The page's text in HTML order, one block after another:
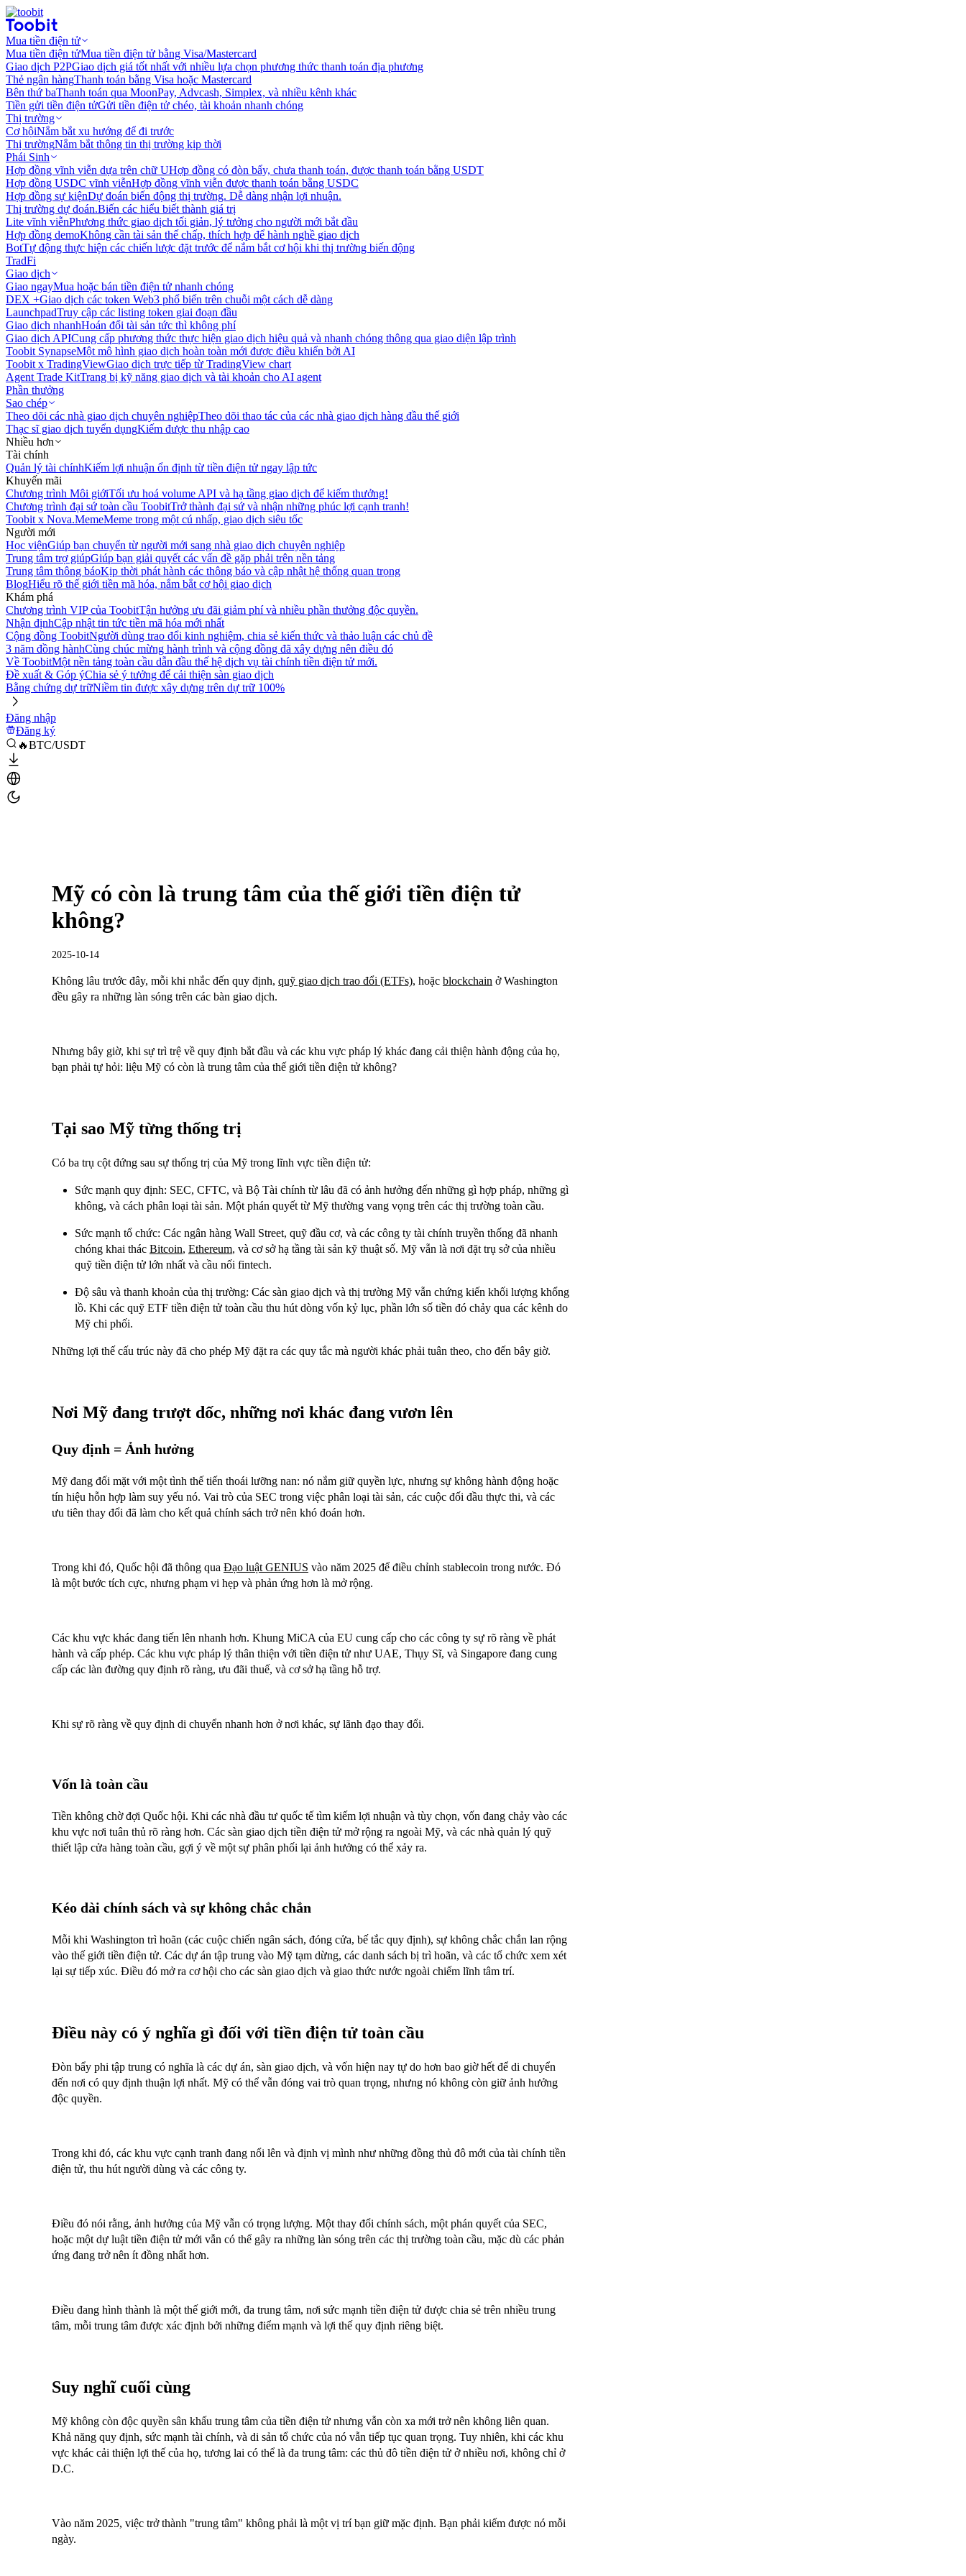
Mua tiền điện tử
Mua tiền điện tửMua tiền điện tử bằng Visa/Mastercard
Giao dịch P2PGiao dịch giá tốt nhất với nhiều lựa chọn phương thức thanh toán địa phương
Thẻ ngân hàngThanh toán bằng Visa hoặc Mastercard
Bên thứ baThanh toán qua MoonPay, Advcash, Simplex, và nhiều kênh khác
Tiền gửi tiền điện tửGửi tiền điện tử chéo, tài khoản nhanh chóng
Thị trường
Cơ hộiNắm bắt xu hướng để đi trước
Thị trườngNắm bắt thông tin thị trường kịp thời
Phái Sinh
Hợp đồng vĩnh viễn dựa trên chữ UHợp đồng có đòn bẩy, chưa thanh toán, được thanh toán bằng USDT
Hợp đồng USDC vĩnh viễnHợp đồng vĩnh viễn được thanh toán bằng USDC
Hợp đồng sự kiệnDự đoán biến động thị trường. Dễ dàng nhận lợi nhuận.
Thị trường dự đoán.Biến các hiểu biết thành giá trị
Lite vĩnh viễnPhương thức giao dịch tối giản, lý tưởng cho người mới bắt đầu
Hợp đồng demoKhông cần tài sản thế chấp, thích hợp để hành nghề giao dịch
BotTự động thực hiện các chiến lược đặt trước để nắm bắt cơ hội khi thị trường biến động
TradFi
Giao dịch
Giao ngayMua hoặc bán tiền điện tử nhanh chóng
DEX +Giao dịch các token Web3 phổ biến trên chuỗi một cách dễ dàng
LaunchpadTruy cập các listing token giai đoạn đầu
Giao dịch nhanhHoán đổi tài sản tức thì không phí
Giao dịch APICung cấp phương thức thực hiện giao dịch hiệu quả và nhanh chóng thông qua giao diện lập trình
Toobit SynapseMột mô hình giao dịch hoàn toàn mới được điều khiển bởi AI
Toobit x TradingViewGiao dịch trực tiếp từ TradingView chart
Agent Trade KitTrang bị kỹ năng giao dịch và tài khoản cho AI agent
Phần thưởng
Sao chép
Theo dõi các nhà giao dịch chuyên nghiệpTheo dõi thao tác của các nhà giao dịch hàng đầu thế giới
Thạc sĩ giao dịch tuyển dụngKiếm được thu nhập cao
Nhiều hơn
Tài chính
Quản lý tài chínhKiếm lợi nhuận ổn định từ tiền điện tử ngay lập tức
Khuyến mãi
Chương trình Môi giớiTối ưu hoá volume API và hạ tầng giao dịch để kiếm thưởng!
Chương trình đại sứ toàn cầu ToobitTrở thành đại sứ và nhận những phúc lợi cạnh tranh!
Toobit x Nova.MemeMeme trong một cú nhấp, giao dịch siêu tốc
Người mới
Học việnGiúp bạn chuyển từ người mới sang nhà giao dịch chuyên nghiệp
Trung tâm trợ giúpGiúp bạn giải quyết các vấn đề gặp phải trên nền tảng
Trung tâm thông báoKịp thời phát hành các thông báo và cập nhật hệ thống quan trọng
BlogHiểu rõ thế giới tiền mã hóa, nắm bắt cơ hội giao dịch
Khám phá
Chương trình VIP của ToobitTận hưởng ưu đãi giảm phí và nhiều phần thưởng độc quyền.
Nhận địnhCập nhật tin tức tiền mã hóa mới nhất
Cộng đồng ToobitNgười dùng trao đổi kinh nghiệm, chia sẻ kiến thức và thảo luận các chủ đề
3 năm đồng hànhCùng chúc mừng hành trình và cộng đồng đã xây dựng nên điều đó
Về ToobitMột nền tảng toàn cầu dẫn đầu thế hệ dịch vụ tài chính tiền điện tử mới.
Đề xuất & Góp ýChia sẻ ý tưởng để cải thiện sàn giao dịch
Bằng chứng dự trữNiềm tin được xây dựng trên dự trữ 100%
Đăng nhập
Đăng ký
🔥BTC/USDT
Mỹ có còn là trung tâm của thế giới tiền điện tử
không?
2025-10-14
Không lâu trước đây, mỗi khi nhắc đến quy định, quỹ giao dịch trao đổi (ETFs), hoặc blockchain ở Washington
đều gây ra những làn sóng trên các bàn giao dịch.
Nhưng bây giờ, khi sự trì trệ về quy định bắt đầu và các khu vực pháp lý khác đang cải thiện hành động của họ,
bạn phải tự hỏi: liệu Mỹ có còn là trung tâm của thế giới tiền điện tử không?
Tại sao Mỹ từng thống trị
Có ba trụ cột đứng sau sự thống trị của Mỹ trong lĩnh vực tiền điện tử:
Sức mạnh quy định: SEC, CFTC, và Bộ Tài chính từ lâu đã có ảnh hưởng đến những gì hợp pháp, những gì
không, và cách phân loại tài sản. Một phán quyết từ Mỹ thường vang vọng trên các thị trường toàn cầu.
Sức mạnh tổ chức: Các ngân hàng Wall Street, quỹ đầu cơ, và các công ty tài chính truyền thống đã nhanh
chóng khai thác Bitcoin, Ethereum, và cơ sở hạ tầng tài sản kỹ thuật số. Mỹ vẫn là nơi đặt trụ sở của nhiều
quỹ tiền điện tử lớn nhất và cầu nối fintech.
Độ sâu và thanh khoản của thị trường: Các sàn giao dịch và thị trường Mỹ vẫn chứng kiến khối lượng khổng
lồ. Khi các quỹ ETF tiền điện tử toàn cầu thu hút dòng vốn kỷ lục, phần lớn số tiền đó chảy qua các kênh do
Mỹ chi phối.
Những lợi thế cấu trúc này đã cho phép Mỹ đặt ra các quy tắc mà người khác phải tuân theo, cho đến bây giờ.
Nơi Mỹ đang trượt dốc, những nơi khác đang vươn lên
Quy định = Ảnh hưởng
Mỹ đang đối mặt với một tình thế tiến thoái lưỡng nan: nó nắm giữ quyền lực, nhưng sự không hành động hoặc
tín hiệu hỗn hợp làm suy yếu nó. Vai trò của SEC trong việc phân loại tài sản, các cuộc đối đầu thực thi, và các
ưu tiên thay đổi đã làm cho kết quả chính sách trở nên khó đoán hơn.
Trong khi đó, Quốc hội đã thông qua Đạo luật GENIUS vào năm 2025 để điều chỉnh stablecoin trong nước. Đó
là một bước tích cực, nhưng phạm vi hẹp và phản ứng hơn là mở rộng.
Các khu vực khác đang tiến lên nhanh hơn. Khung MiCA của EU cung cấp cho các công ty sự rõ ràng về phát
hành và cấp phép. Các khu vực pháp lý thân thiện với tiền điện tử như UAE, Thụy Sĩ, và Singapore đang cung
cấp các làn đường quy định rõ ràng, ưu đãi thuế, và cơ sở hạ tầng hỗ trợ.
Khi sự rõ ràng về quy định di chuyển nhanh hơn ở nơi khác, sự lãnh đạo thay đổi.
Vốn là toàn cầu
Tiền không chờ đợi Quốc hội. Khi các nhà đầu tư quốc tế tìm kiếm lợi nhuận và tùy chọn, vốn đang chảy vào các
khu vực nơi tuân thủ rõ ràng hơn. Các sàn giao dịch tiền điện tử mở rộng ra ngoài Mỹ, và các nhà quản lý quỹ
thiết lập cửa hàng toàn cầu, gợi ý về một sự phân phối lại ảnh hưởng có thể xảy ra.
Kéo dài chính sách và sự không chắc chắn
Mỗi khi Washington trì hoãn (các cuộc chiến ngân sách, đóng cửa, bế tắc quy định), sự không chắc chắn lan rộng
vào thế giới tiền điện tử. Các dự án tập trung vào Mỹ tạm dừng, các danh sách bị trì hoãn, và các tổ chức xem xét
lại sự tiếp xúc. Điều đó mở ra cơ hội cho các sàn giao dịch và giao thức nước ngoài chiếm lĩnh tâm trí.
Điều này có ý nghĩa gì đối với tiền điện tử toàn cầu
Đòn bẩy phi tập trung có nghĩa là các dự án, sàn giao dịch, và vốn hiện nay tự do hơn bao giờ hết để di chuyển
đến nơi có quy định thuận lợi nhất. Mỹ có thể vẫn đóng vai trò quan trọng, nhưng nó không còn giữ ảnh hưởng
độc quyền.
Trong khi đó, các khu vực cạnh tranh đang nổi lên và định vị mình như những đồng thủ đô mới của tài chính tiền
điện tử, thu hút người dùng và các công ty.
Điều đó nói rằng, ảnh hưởng của Mỹ vẫn có trọng lượng. Một thay đổi chính sách, một phán quyết của SEC,
hoặc một dự luật tiền điện tử mới vẫn có thể gây ra những làn sóng trên các thị trường toàn cầu, mặc dù các phản
ứng đang trở nên ít đồng nhất hơn.
Điều đang hình thành là một thế giới mới, đa trung tâm, nơi sức mạnh tiền điện tử được chia sẻ trên nhiều trung
tâm, mỗi trung tâm được xác định bởi những điểm mạnh và lợi thế quy định riêng biệt.
Suy nghĩ cuối cùng
Mỹ không còn độc quyền sân khấu trung tâm của tiền điện tử nhưng vẫn còn xa mới trở nên không liên quan.
Khả năng quy định, sức mạnh tài chính, và di sản tổ chức của nó vẫn tiếp tục quan trọng. Tuy nhiên, khi các khu
vực khác cải thiện lợi thế của họ, tương lai có thể là đa trung tâm: các thủ đô tiền điện tử ở nhiều nơi, không chỉ ở
D.C.
Vào năm 2025, việc trở thành "trung tâm" không phải là một vị trí bạn giữ mặc định. Bạn phải kiếm được nó mỗi
ngày.